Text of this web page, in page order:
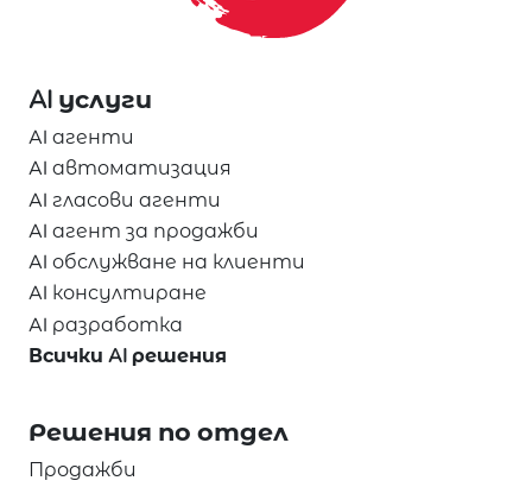
AI услуги
AI агенти
AI автоматизация
AI гласови агенти
AI агент за продажби
AI обслужване на клиенти
AI консултиране
AI разработка
Всички AI решения
Решения по отдел
Продажби